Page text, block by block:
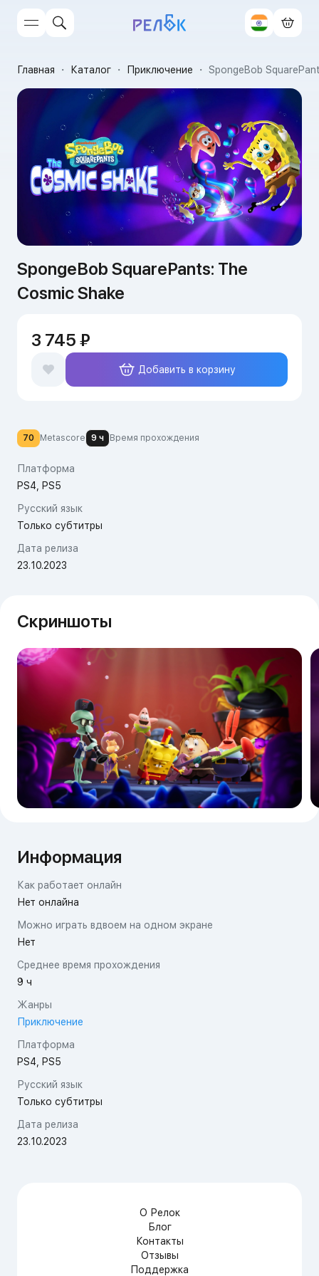
Главная ・ Каталог ・ Приключение ・ SpongeBob
SpongeBob SquarePants: The
Cosmic Shake
70 Metascore 9 ч Время прохождения
Платформа
PS4, PS5
Русский язык
Только субтитры
Дата релиза
23.10.2023
3 745 ₽
Добавить в корзину
Скриншоты
Информация
Как работает онлайн
Нет онлайна
Платформа
PS4, PS5
Можно играть вдвоем на одном экране
Нет
Русский язык
Только субтитры
Среднее время прохождения
9 ч
Дата релиза
23.10.2023
Жанры
Приключение
О Релок
Блог
Контакты
Отзывы
Поддержка